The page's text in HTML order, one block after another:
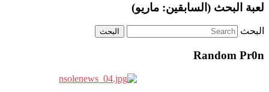
لعبة البحث (السابقين: ماريو)
البحث
Random Pr0n